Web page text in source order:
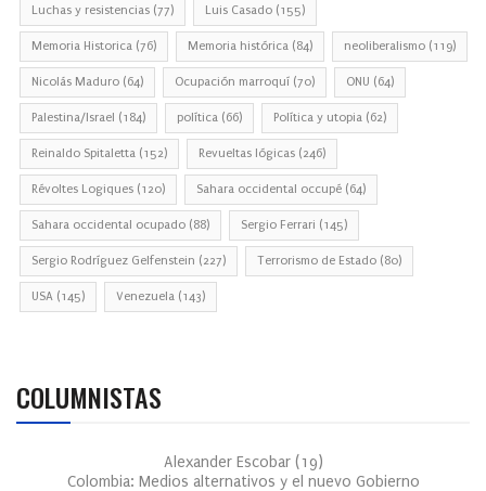
Luchas y resistencias (77) Luis Casado (155)
Memoria Historica (76) Memoria histórica (84) neoliberalismo (119)
Nicolás Maduro (64) Ocupación marroquí (70) ONU (64)
Palestina/Israel (184) política (66) Política y utopia (62)
Reinaldo Spitaletta (152) Revueltas lógicas (246)
Révoltes Logiques (120) Sahara occidental occupé (64)
Sahara occidental ocupado (88) Sergio Ferrari (145)
Sergio Rodríguez Gelfenstein (227) Terrorismo de Estado (80)
USA (145) Venezuela (143)
COLUMNISTAS
Alexander Escobar (19)
Colombia: Medios alternativos y el nuevo Gobierno